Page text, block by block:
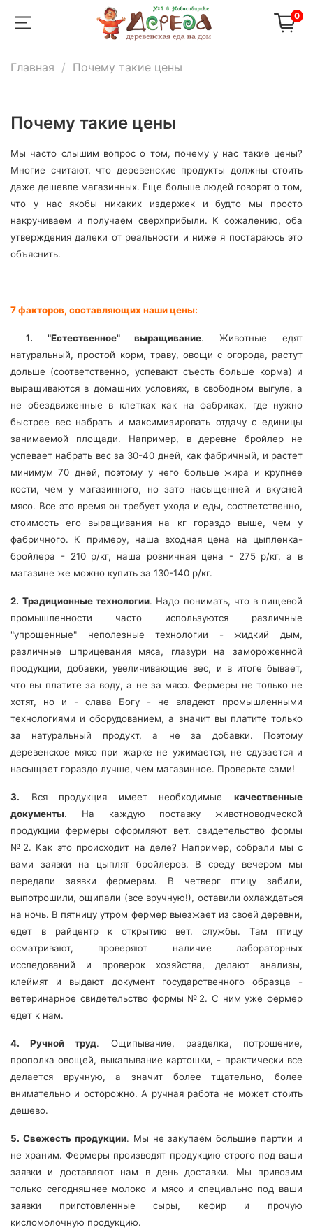
0
Главная Почему такие цены
Почему такие цены
Мы часто слышим вопрос о том, почему у нас такие цены?
Многие считают, что деревенские продукты должны стоить
даже дешевле магазинных. Еще больше людей говорят о том,
что у нас якобы никаких издержек и будто мы просто
накручиваем и получаем сверхприбыли. К сожалению, оба
утверждения далеки от реальности и ниже я постараюсь это
объяснить.
7 факторов, составляющих наши цены:
1. "Естественное" выращивание. Животные едят
натуральный, простой корм, траву, овощи с огорода, растут
дольше (соответственно, успевают съесть больше корма) и
выращиваются в домашних условиях, в свободном выгуле, а
не обездвиженные в клетках как на фабриках, где нужно
быстрее вес набрать и максимизировать отдачу с единицы
занимаемой площади. Например, в деревне бройлер не
успевает набрать вес за 30-40 дней, как фабричный, и растет
минимум 70 дней, поэтому у него больше жира и крупнее
кости, чем у магазинного, но зато насыщенней и вкусней
мясо. Все это время он требует ухода и еды, соответственно,
стоимость его выращивания на кг гораздо выше, чем у
фабричного. К примеру, наша входная цена на цыпленка-
бройлера - 210 р/кг, наша розничная цена - 275 р/кг, а в
магазине же можно купить за 130-140 р/кг.
2. Традиционные технологии. Надо понимать, что в пищевой
промышленности часто используются различные
"упрощенные" неполезные технологии - жидкий дым,
различные шприцевания мяса, глазури на замороженной
продукции, добавки, увеличивающие вес, и в итоге бывает,
что вы платите за воду, а не за мясо. Фермеры не только не
хотят, но и - слава Богу - не владеют промышленными
технологиями и оборудованием, а значит вы платите только
за натуральный продукт, а не за добавки. Поэтому
деревенское мясо при жарке не ужимается, не сдувается и
насыщает гораздо лучше, чем магазинное. Проверьте сами!
3. Вся продукция имеет необходимые качественные
документы. На каждую поставку животноводческой
продукции фермеры оформляют вет. свидетельство формы
№2. Как это происходит на деле? Например, собрали мы с
вами заявки на цыплят бройлеров. В среду вечером мы
передали заявки фермерам. В четверг птицу забили,
выпотрошили, ощипали (все вручную!), оставили охлаждаться
на ночь. В пятницу утром фермер выезжает из своей деревни,
едет в райцентр к открытию вет. службы. Там птицу
осматривают, проверяют наличие лабораторных
исследований и проверок хозяйства, делают анализы,
клеймят и выдают документ государственного образца -
ветеринарное свидетельство формы №2. С ним уже фермер
едет к нам.
4. Ручной труд. Ощипывание, разделка, потрошение,
прополка овощей, выкапывание картошки, - практически все
делается вручную, а значит более тщательно, более
внимательно и осторожно. А ручная работа не может стоить
дешево.
5. Свежесть продукции. Мы не закупаем большие партии и
не храним. Фермеры производят продукцию строго под ваши
заявки и доставляют нам в день доставки. Мы привозим
только сегодняшнее молоко и мясо и специально под ваши
заявки приготовленные сыры, кефир и прочую
кисломолочную продукцию.